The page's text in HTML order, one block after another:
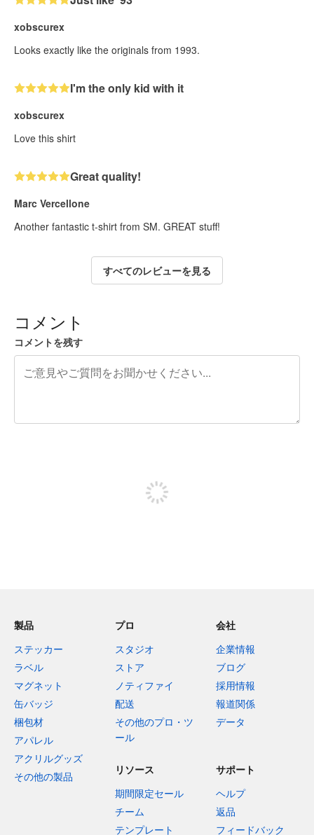
xobscurex
Looks exactly like the originals from 1993.
I'm the only kid with it
xobscurex
Love this shirt
Great quality!
Marc Vercellone
Another fantastic t-shirt from SM. GREAT stuff!
すべてのレビューを見る
コメント
コメントを残す
製品
ステッカー
ラベル
マグネット
缶バッジ
梱包材
アパレル
アクリルグッズ
その他の製品
プロ
スタジオ
ストア
ノティファイ
配送
その他のプロ・ツ
ール
会社
企業情報
ブログ
採用情報
報道関係
データ
リソース
期間限定セール
チーム
テンプレート
サポート
ヘルプ
返品
フィードバック